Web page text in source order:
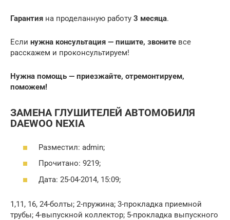
Гарантия на проделанную работу 3 месяца.
Если нужна консультация — пишите, звоните все
расскажем и проконсультируем!
Нужна помощь — приезжайте, отремонтируем,
поможем!
ЗАМЕНА ГЛУШИТЕЛЕЙ АВТОМОБИЛЯ
DAEWOO NEXIA
Разместил: admin;
Прочитано: 9219;
Дата: 25-04-2014, 15:09;
1,11, 16, 24-болты; 2-пружина; 3-прокладка приемной
трубы; 4-выпускной коллектор; 5-прокладка выпускного